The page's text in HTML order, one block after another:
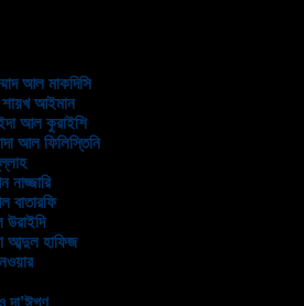
আল মাকদিসি
শায়খ আইমান
আল কুরাইশি
আল ফিলিস্তিনি
নাজ্জারি
বাতারফি
আব্দুল হাফিজ
দা’ঈগণ